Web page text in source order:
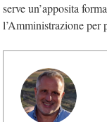
serve un’apposita
l’Amministrazione per